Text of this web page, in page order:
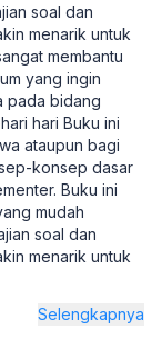
soal dan
menarik untuk
membantu
yang ingin
pada bidang
hari Buku ini
ataupun bagi
konsep dasar
Buku ini
mudah
soal dan
menarik untuk
Selengkapnya